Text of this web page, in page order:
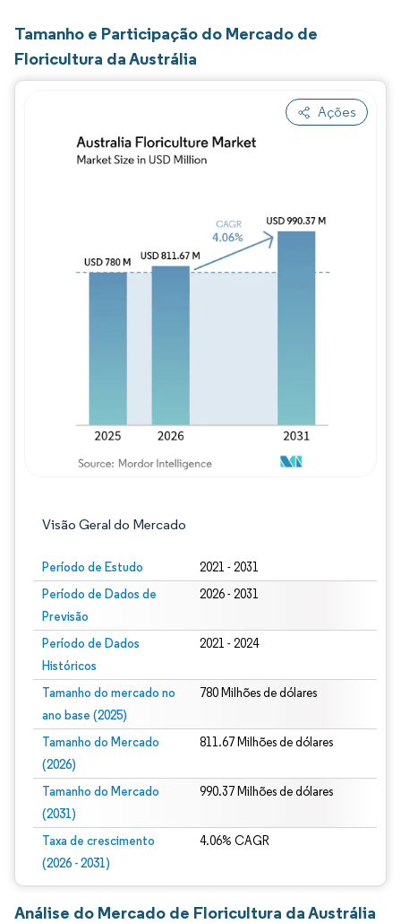
Tamanho e Participação do Mercado de
Floricultura da Austrália
Ações
Visão Geral do Mercado
Período de Estudo 2021 - 2031
Período de Dados de
Previsão
2026 - 2031
Período de Dados
Históricos
2021 - 2024
Tamanho do mercado no
ano base (2025)
780 Milhões de dólares
Tamanho do Mercado
(2026)
811.67 Milhões de dólares
Tamanho do Mercado
(2031)
990.37 Milhões de dólares
Taxa de crescimento
(2026 - 2031)
4.06% CAGR
Análise do Mercado de Floricultura da Austrália